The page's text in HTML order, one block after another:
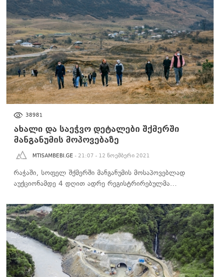
38981
ახალი და საეჭვო დეტალები შქმერში
მანგანუმის მოპოვებაზე
MTISAMBEBI.GE - 21:07 - 12 ნოემბერი 2021
რაჭაში, სოფელ შქმერში მანგანუმის მოსაპოვებლად
აუქციონამდე 4 დღით ადრე რეგისტრირებულმა…